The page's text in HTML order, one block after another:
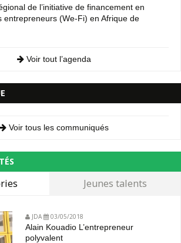
de l’initiative de financement en
entrepreneurs (We-Fi) en Afrique de
Voir tout l’agenda
Voir tous les communiqués
Jeunes talents
JDA 03/05/2018
Alain Kouadio L’entrepreneur
polyvalent